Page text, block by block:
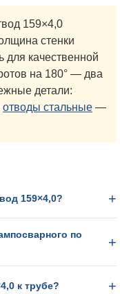
159×4,0
стенки
для качественной
на 180° — два
детали:
отводы стальные —
159×4,0?
по
к трубе?